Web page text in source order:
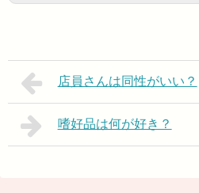
店員さんは同性がいい？
嗜好品は何が好き？